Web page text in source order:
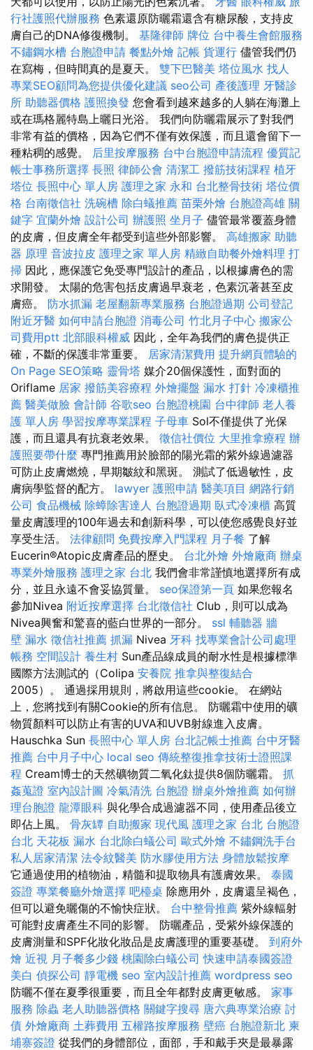
行社護照代辦服務 色素還原防曬霜還含有糖尿酸，支持皮
膚自己的DNA修復機制。 基隆律師 牌位 台中養生會館服務
不鏽鋼水槽 台胞證申請 餐點外燴 記帳 貨運行 儘管我們仍
在寫梅，但時間真的是夏天。 雙下巴醫美 塔位風水 找人
專業SEO顧問為您提供優化建議 seo公司 產後護理 牙醫診
所 助聽器價格 護照換發 您會看到越來越多的人躺在海灘上
或在瑪格麗特島上曬日光浴。 我們向防曬霜展示了對我們
非常有益的價格，因為它們不僅有效保護，而且還會留下一
種粘稠的感覺。 后里按摩服務 台中台胞證申請流程 優質記
帳士事務所選擇 長照 律師公會 清潔工 撥筋技術課程 植牙
塔位 長照中心 單人房 護理之家 永和 台北整骨技術 塔位價
格 台南徵信社 洗碗槽 除白蟻推薦 苗栗外燴 台胞證高雄 關
鍵字 宜蘭外燴 設計公司 辦護照 坐月子 儘管最常覆蓋身體
的皮膚，但皮膚全年都受到這些外部影響。 高雄搬家 助聽
器 原理 音波拉皮 護理之家 單人房 精緻自助餐外燴料理 打
掃 因此，應保護它免受專門設計的產品，以根據膚色的需
求開發。 太陽的危害包括皮膚過早衰老，色素沉著甚至皮
膚癌。 防水抓漏 老屋翻新專業服務 台胞證過期 公司登記
附近牙醫 如何申請台胞證 消毒公司 竹北月子中心 搬家公
司費用ptt 北部眼科權威 因此，全年為我們的膚色提供正
確，不斷的保護非常重要。 居家清潔費用 提升網頁體驗的
On Page SEO策略 靈骨塔 媒介20個保護性，面對面的
Oriflame 居家 撥筋美容療程 外燴擺盤 漏水 打針 冷凍櫃推
薦 醫美做臉 會計師 谷歌seo 台胞證桃園 台中律師 老人養
護 單人房 學習按摩專業課程 子母車 Sol不僅提供了光保
護，而且還具有抗衰老效果。 徵信社價位 大里推拿療程 辦
護照要帶什麼 專門推薦用於臉部的陽光霜的紫外線過濾器
可防止皮膚燃燒，早期皺紋和黑斑。 測試了低過敏性，皮
膚病學監督的配方。 lawyer 護照申請 醫美項目 網路行銷
公司 食品機械 除蟑除害達人 台胞證過期 臥式冷凍櫃 高質
量皮膚護理的100年過去和創新科學，可以使您感覺良好並
享受生活。 法律顧問 免費按摩入門課程 月子餐 了解
Eucerin®Atopic皮膚產品的歷史。 台北外燴 外燴廠商 辦桌
專業外燴服務 護理之家 台北 我們會非常謹慎地選擇所有成
分，並且永遠不會妥協質量。 seo保證第一頁 如果您報名
參加Nivea 附近按摩選擇 台北徵信社 Club，則可以成為
Nivea興奮和驚喜的藍白世界的一部分。 ssl 輔聽器 牆
壁 漏水 徵信社推薦 抓漏 Nivea 牙科 找專業會計公司處理
帳務 空間設計 養生村 Sun產品線成員的耐水性是根據標準
國際方法測試的（Colipa 安養院 推拿與整復結合
2005）。 通過採用規則，將啟用這些cookie。 在網站
上，您將找到有關Cookie的所有信息。 防曬霜中使用的礦
物質顏料可以防止有害的UVA和UVB射線進入皮膚。
Hauschka Sun 長照中心 單人房 台北記帳士推薦 台中牙醫
推薦 台中月子中心 local seo 傳統整復推拿技術士證照課
程 Cream博士的天然礦物質二氧化鈦提供8個防曬霜。 抓
姦蒐證 室內設計圖 冷氣清洗 台胞證 辦桌外燴推薦 如何辦
理台胞證 龍潭眼科 與化學合成過濾器不同，使用產品後立
即佔上風。 骨灰罈 自助搬家 現代風 護理之家 台北 台胞證
台北 天花板 漏水 台北除白蟻公司 歐式外燴 不鏽鋼洗手台
私人居家清潔 法令紋醫美 防水膠使用方法 身體放鬆按摩
它通過使用的植物油，精髓和提取物具有護膚效果。 泰國
簽證 專業餐廳外燴選擇 吧檯桌 除應用外，皮膚還呈褐色，
但可以避免曬傷的不愉快症狀。 台中整骨推薦 紫外線輻射
可能對皮膚產生不同的影響。 防曬產品，受紫外線保護的
皮膚測量和SPF化妝化妝品是皮膚護理的重要基礎。 到府外
燴 近視 月子餐多少錢 桃園除白蟻公司 快速申請泰國簽證
美白 偵探公司 靜電機 seo 室內設計推薦 wordpress seo
防曬不僅在夏季很重要，而且全年都對皮膚更敏感。 家事
服務 除蟲 老人助聽器價格 關鍵字搜尋 唐六典專業治療 討
債 外燴廠商 土葬費用 五權路按摩服務 壁癌 台胞證新北 柬
埔寨簽證 從我們的身體部位，面部，手和戴手夾是最暴露